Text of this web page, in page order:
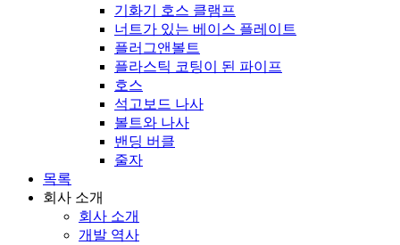
기화기 호스 클램프
너트가 있는 베이스 플레이트
플러그앤볼트
플라스틱 코팅이 된 파이프
호스
석고보드 나사
볼트와 나사
밴딩 버클
줄자
목록
회사 소개
회사 소개
개발 역사